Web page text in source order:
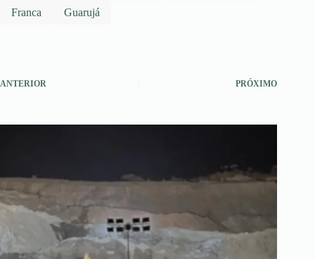
Franca
Guarujá
ANTERIOR PRÓXIMO